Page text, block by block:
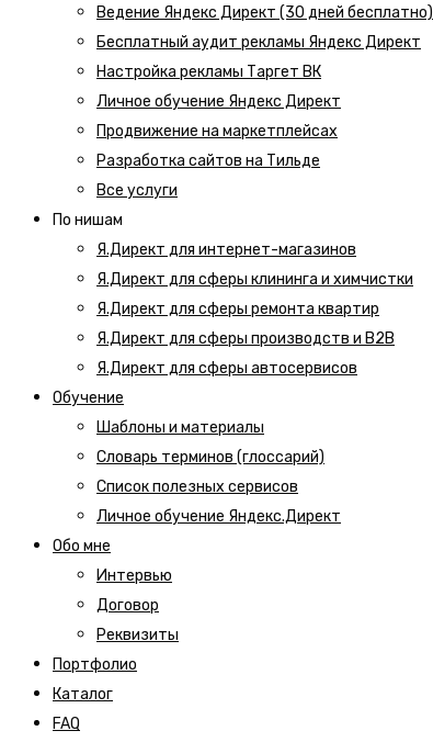
Ведение Яндекс Директ (30 дней бесплатно)
Бесплатный аудит рекламы Яндекс Директ
Настройка рекламы Таргет ВК
Личное обучение Яндекс Директ
Продвижение на маркетплейсах
Разработка сайтов на Тильде
Все услуги
По нишам
Я.Директ для интернет-магазинов
Я.Директ для сферы клининга и химчистки
Я.Директ для сферы ремонта квартир
Я.Директ для сферы производств и B2B
Я.Директ для сферы автосервисов
Обучение
Шаблоны и материалы
Словарь терминов (глоссарий)
Список полезных сервисов
Личное обучение Яндекс.Директ
Обо мне
Интервью
Договор
Реквизиты
Портфолио
Каталог
FAQ